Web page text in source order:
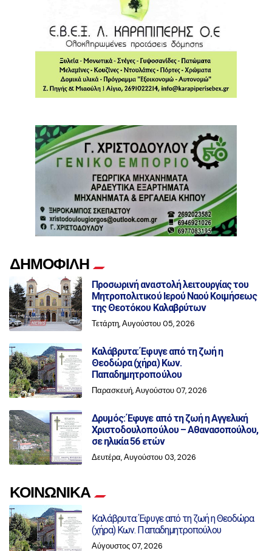
ΔΗΜΟΦΙΛΗ
Προσωρινή αναστολή λειτουργίας του
Μητροπολιτικού Ιερού Ναού Κοιμήσεως
της Θεοτόκου Καλαβρύτων
Τετάρτη, Αυγούστου 05, 2026
Καλάβρυτα: Έφυγε από τη ζωή η
Θεοδώρα (χήρα) Κων.
Παπαδημητροπούλου
Παρασκευή, Αυγούστου 07, 2026
Δρυμός: Έφυγε από τη ζωή η Αγγελική
Χριστοδουλοπούλου – Αθανασοπούλου,
σε ηλικία 56 ετών
Δευτέρα, Αυγούστου 03, 2026
ΚΟΙΝΩΝΙΚΑ
Καλάβρυτα: Έφυγε από τη ζωή η Θεοδώρα
(χήρα) Κων. Παπαδημητροπούλου
Αύγουστος 07, 2026